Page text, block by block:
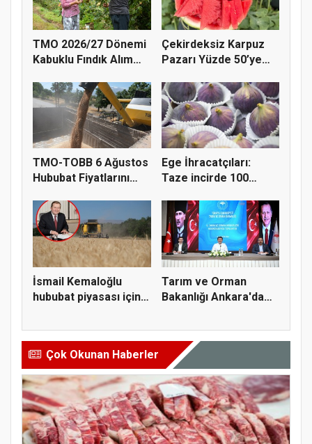
TMO 2026/27 Dönemi
Kabuklu Fındık Alım
Çekirdeksiz Karpuz
Pazarı Yüzde 50’ye
TMO-TOBB 6 Ağustos
Hububat Fiyatlarını
Ege İhracatçıları:
Taze incirde 100
İsmail Kemaloğlu
hububat piyasası için 4
Tarım ve Orman
Bakanlığı Ankara'da
Çok Okunan Haberler